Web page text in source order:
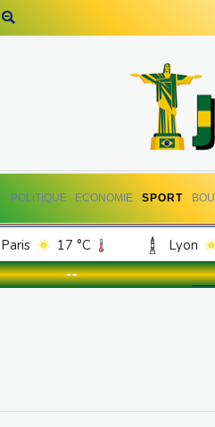
POLITIQUE ECONOMIE SPORT
Paris 17 °C Lyon
Luxembourg
14 °C
--